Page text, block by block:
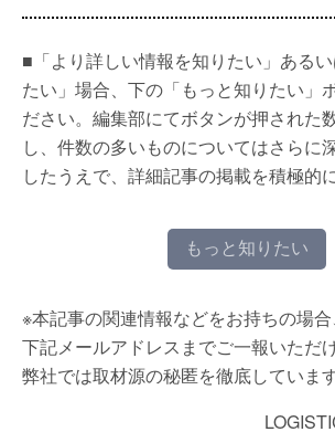
■「より詳しい情報を知りたい」ある
たい」場合、下の「もっと知りたい」
ださい。編集部にてボタンが押された
し、件数の多いものについてはさらに
したうえで、詳細記事の掲載を積極的
もっと知りたい
※本記事の関連情報などをお持ちの場
下記メールアドレスまでご一報いただ
弊社では取材源の秘匿を徹底しています